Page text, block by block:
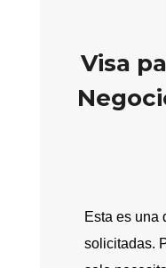
Visa
Esta es una
solicitadas.